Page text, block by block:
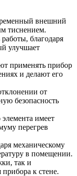
внешний
тиснением.
благодаря
улучшает
применять прибор
и делают его
от
безопасность
имеет
перегрев
механическому
в помещении.
так и
к стене.